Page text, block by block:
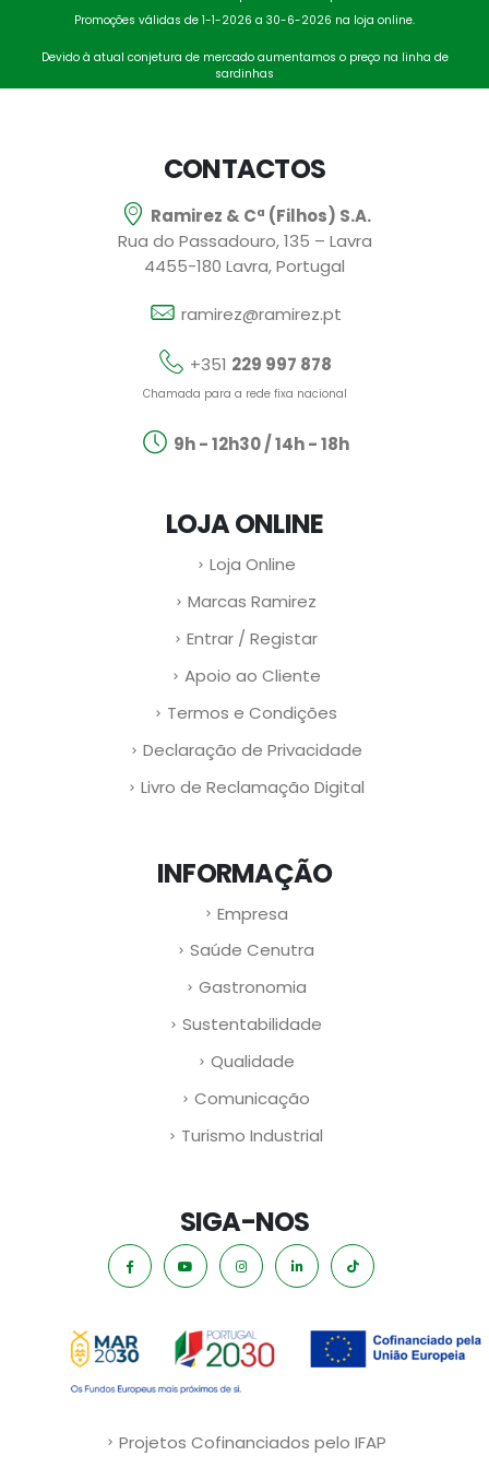
Promoções válidas de 1-1-2026 a 30-6-2026 na loja online.
Devido à atual conjetura de mercado aumentamos o preço na linha de
sardinhas
CONTACTOS
Ramirez & Cª (Filhos) S.A.
Rua do Passadouro, 135 – Lavra
4455-180 Lavra, Portugal
ramirez@ramirez.pt
+351 229 997 878
Chamada para a rede fixa nacional
9h - 12h30 / 14h - 18h
LOJA ONLINE
Loja Online
Marcas Ramirez
Entrar / Registar
Apoio ao Cliente
Termos e Condições
Declaração de Privacidade
Livro de Reclamação Digital
INFORMAÇÃO
Empresa
Saúde Cenutra
Gastronomia
Sustentabilidade
Qualidade
Comunicação
Turismo Industrial
SIGA-NOS
Projetos Cofinanciados pelo IFAP